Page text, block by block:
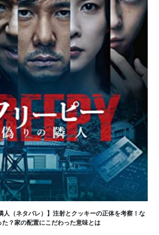
人（ネタバレ）】注射とクッキーの正体を考察！な
？家の配置にこだわった意味とは